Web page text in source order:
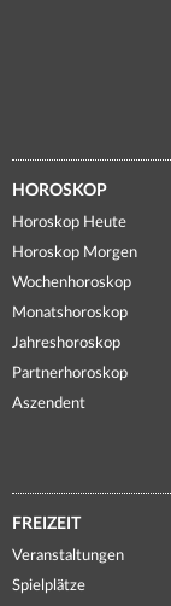
HOROSKOP
Horoskop Heute
Horoskop Morgen
Wochenhoroskop
Monatshoroskop
Jahreshoroskop
Partnerhoroskop
Aszendent
FREIZEIT
Veranstaltungen
Spielplätze